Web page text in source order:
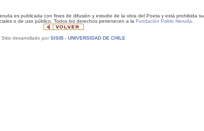
es publicada con fines de difusión y estudio de la obra del Poeta y está prohibida su
o de uso público. Todos los derechos pertenecen a la Fundación Pablo Neruda
Sitio desarrollado por SISIB - UNIVERSIDAD DE CHILE